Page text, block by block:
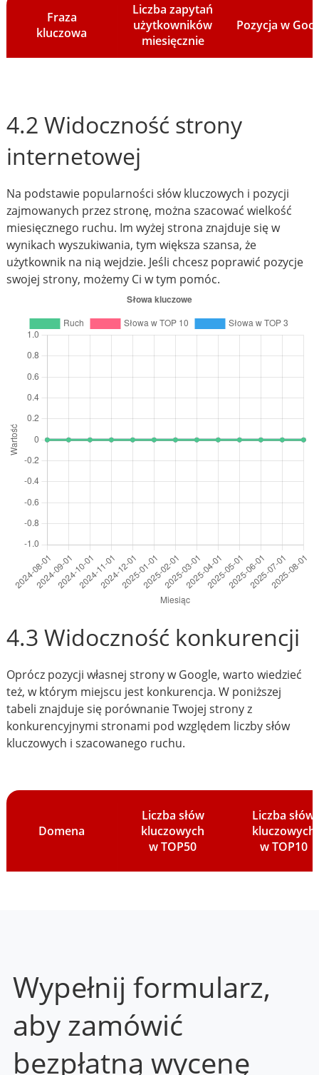
Fraza
kluczowa
Liczba zapytań
użytkowników
miesięcznie
Pozycja w
4.2 Widoczność strony
internetowej
Na podstawie popularności słów kluczowych i pozycji
zajmowanych przez stronę, można szacować wielkość
miesięcznego ruchu. Im wyżej strona znajduje się w
wynikach wyszukiwania, tym większa szansa, że
użytkownik na nią wejdzie. Jeśli chcesz poprawić pozycje
swojej strony, możemy Ci w tym pomóc.
4.3 Widoczność konkurencji
Oprócz pozycji własnej strony w Google, warto wiedzieć
też, w którym miejscu jest konkurencja. W poniższej
tabeli znajduje się porównanie Twojej strony z
konkurencyjnymi stronami pod względem liczby słów
kluczowych i szacowanego ruchu.
Domena
Liczba słów
kluczowych
w TOP50
Liczba słów
kluczowych
w TOP10
Wypełnij formularz,
aby zamówić
bezpłatną wycenę